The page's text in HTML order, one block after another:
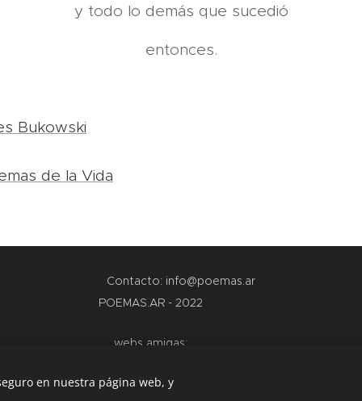
y todo lo demás que sucedió
entonces.
Bukowski
de la Vida
Contacto: info@poemas.ar
POEMAS.AR - 2022
webs amigas:
www.dibujos.com.ar
en nuestra página web, y